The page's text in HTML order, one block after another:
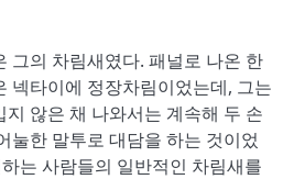
그의 차림새였다. 패널로 나온 한
넥타이에 정장차림이었는데, 그는
않은 채 나와서는 계속해 두 손
눌한 말투로 대담을 하는 것이었
는 사람들의 일반적인 차림새를